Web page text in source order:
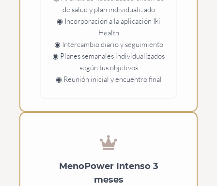
de salud y plan individualizado
◉ Incorporación a la aplicación Iki
Health
◉ Intercambio diario y seguimiento
◉ Planes semanales individualizados
según tus objetivos
◉ Reunión inicial y encuentro final
MenoPower Intenso 3
meses